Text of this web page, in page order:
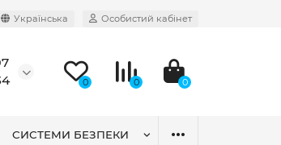
Українська Особистий кабінет
0 0 0
СИСТЕМИ БЕЗПЕКИ